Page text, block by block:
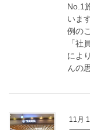
No.1
いま
例の
「社
によ
んの
11月